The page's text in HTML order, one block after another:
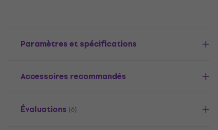
Paramètres et spécifications
Accessoires recommandés
Évaluations (6)